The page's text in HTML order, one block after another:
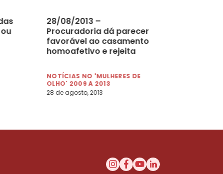
28/08/2013 –
Procuradoria dá parecer
favorável ao casamento
homoafetivo e rejeita
NOTÍCIAS NO 'MULHERES DE
OLHO' 2009 A 2013
28 de agosto, 2013